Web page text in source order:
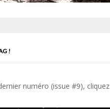
!
numéro (issue #9), cliquez